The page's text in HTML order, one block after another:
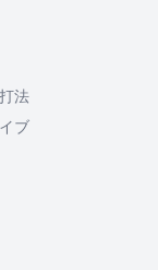
法
ブ